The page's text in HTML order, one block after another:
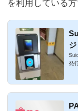
を利用している方
解
発